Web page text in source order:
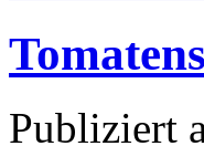
Publiziert